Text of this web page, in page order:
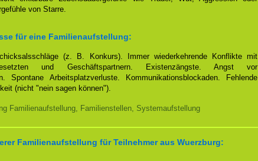
von Starre.
für eine Familienaufstellung:
(z. B. Konkurs). Immer wiederkehrende Konflikte mit
und Geschäftspartnern. Existenzängste. Angst vor
Spontane Arbeitsplatzverluste. Kommunikationsblockaden. Fehlende
(nicht "nein sagen können").
Familienaufstellung, Familienstellen, Systemaufstellung
Familienaufstellung für Teilnehmer aus Wuerzburg: